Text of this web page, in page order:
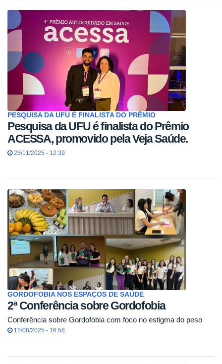
PESQUISA DA UFU É FINALISTA DO PRÊMIO
Pesquisa da UFU é finalista do Prêmio
ACESSA, promovido pela Veja Saúde.
25/11/2025 - 12:39
GORDOFOBIA NOS ESPAÇOS DE SAÚDE
2ª Conferência sobre Gordofobia
Conferência sobre Gordofobia com foco no estigma do peso
12/08/2025 - 16:58